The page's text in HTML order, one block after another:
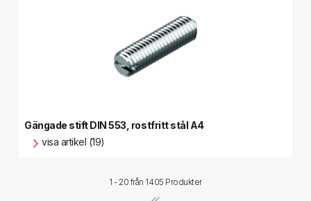
Gängade stift DIN 553, rostfritt stål A4
visa artikel (19)
1 - 20 från 1405 Produkter